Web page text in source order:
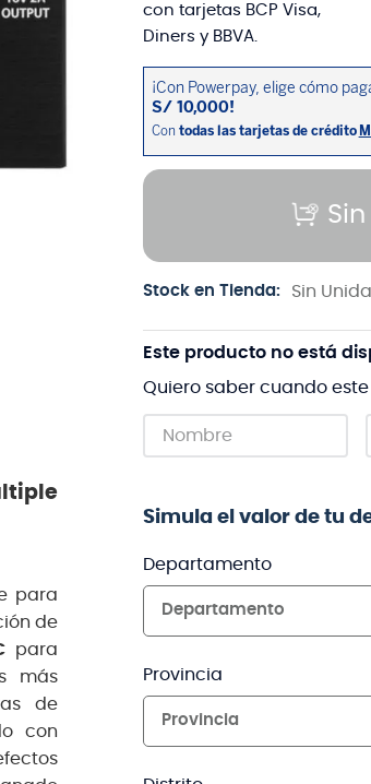
para
de
para
más
de
con
con tarjetas BCP Visa,
Diners y BBVA.
Stock en Tienda: Sin
Este producto no está
Quiero saber cuando
Simula el valor de tu
Departamento
Departamento
Provincia
Provincia